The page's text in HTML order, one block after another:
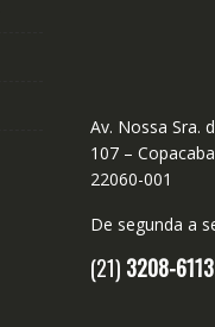
Av. Nossa Sra.
107 –
22060-001
De segunda a
(21) 3208-